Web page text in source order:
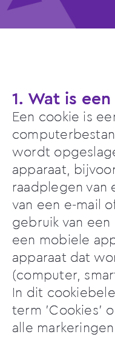
1. Wat is
Een cookie is
wordt
apparaat,
raadplegen van
van een e-mail
gebruik van
een mobiele
apparaat dat
(computer,
In dit
term 'Cookies'
alle